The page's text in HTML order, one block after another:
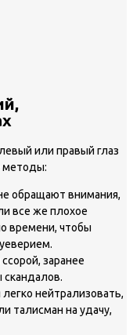
или правый глаз
методы:
обращают внимания,
все же плохое
времени, чтобы
заранее
нейтрализовать,
талисман на удачу,